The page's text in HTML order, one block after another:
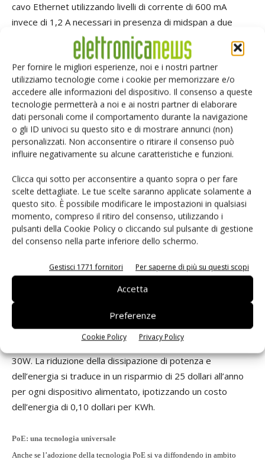
Per fornire le migliori esperienze, noi e i nostri partner
utilizziamo tecnologie come i cookie per memorizzare e/o
accedere alle informazioni del dispositivo. Il consenso a queste
tecnologie permetterà a noi e ai nostri partner di elaborare
dati personali come il comportamento durante la navigazione
o gli ID univoci su questo sito e di mostrare annunci (non)
personalizzati. Non acconsentire o ritirare il consenso può
influire negativamente su alcune caratteristiche e funzioni.
Clicca qui sotto per acconsentire a quanto sopra o per fare
scelte dettagliate. Le tue scelte saranno applicate solamente a
questo sito. È possibile modificare le impostazioni in qualsiasi
momento, compreso il ritiro del consenso, utilizzando i
pulsanti della Cookie Policy o cliccando sul pulsante di gestione
del consenso nella parte inferiore dello schermo.
Gestisci 1771 fornitori Per saperne di più su questi scopi
Accetta
Preferenze
Cookie Policy Privacy Policy
cavo Ethernet utilizzando livelli di corrente di 600 mA
invece di 1,2 A necessari in presenza di midspan a due
coppie da 60 W. Per consentire il raggiungimento di questi
livelli di alimentazione, nelle specifiche Ieee è stata
modificata la definizione di PD, che viene considerata
l’interfaccia di potenza invece dell’intero dispositivo che
deve venire alimentato. Quindi è ora possibile la presenza
di due interfacce di potenza, ciascuna delle quali può
assorbire fino a 25,5 W all’interno del medesimo box. Nulla
ovviamente impedisce il collegamento di queste due
interfacce, una mediante due coppie che utilizzano i fili
1,2,3 e 6 e l’altra tramite le due coppie che utilizzano i fili
4,5,7 e 8. In tal modo risulta possibile raddoppiare la
massima potenza di 25 W prevista dallo standard 802.3at-
2009 e arrivare fino a 51 W pur garantendo la totale
conformità a questo standard. L’alimentazione su tutte e
permette di aumentare la potenza erogata ai PD, ma
anche di migliorare l’efficienza rispetto alle soluzioni a due
coppie. Piuttosto che fornire una potenza di 51 W su un
cavo Cat5 attraverso una soluzione a quattro coppie, la
medesima configurazione può essere impiegata per
alimentare dispositivi a due coppie con una potenza di
30W. La riduzione della dissipazione di potenza e
dell’energia si traduce in un risparmio di 25 dollari all’anno
per ogni dispositivo alimentato, ipotizzando un costo
dell’energia di 0,10 dollari per KWh.
PoE: una tecnologia universale
Anche se l’adozione della tecnologia PoE si va diffondendo in ambito